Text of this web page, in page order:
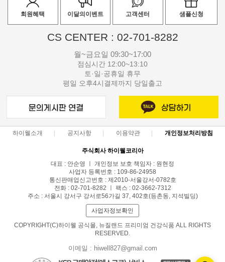
회원혜택 이달의이벤트 고객센터 샘플신청
CS CENTER : 02-701-8282
월~금요일 09:30~17:00
점심시간 12:00~13:10
토·일·공휴일 휴무
평일 오후4시결제까지 당일출고
하이웰소개 공지사항 이용약관 개인정보처리방침
주식회사 하이웰코리아
대표 : 안순영 ㅣ 개인정보 보호 책임자 : 원현정
사업자 등록번호 : 109-86-24958
통신판매업신고번호 : 제2010-서울강서-0782호
전화 : 02-701-8282 ㅣ 팩스 : 02-3662-7312
주소 : 서울시 강서구 강서로56가길 37, 402호(등촌동, 지석빌딩)
사업자정보확인
COPYRIGHT(C)하이웰 공식몰, 뉴질랜드 프리미엄 건강식품 ALL RIGHTS
RESERVED.
이메일 : hiwell827@gmail.com